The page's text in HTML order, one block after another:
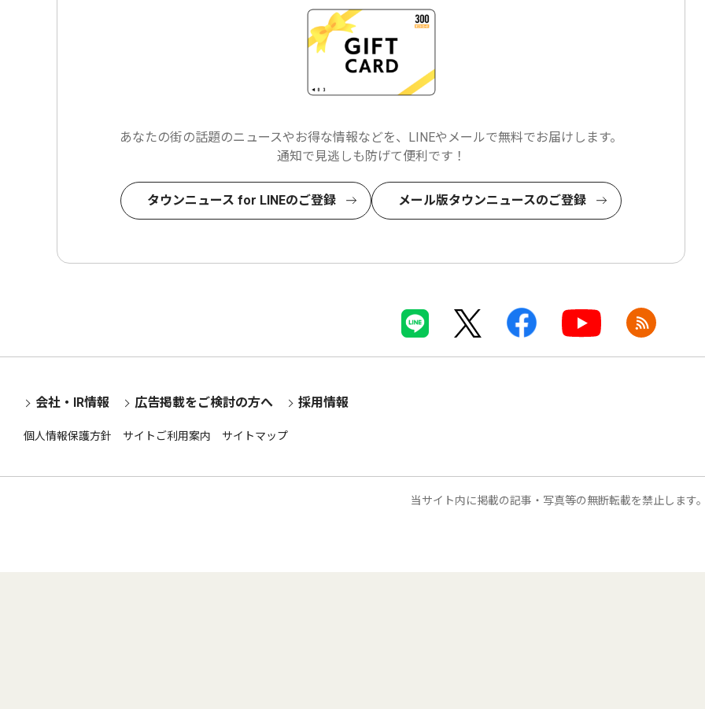
あなたの街の話題のニュースやお得な情報などを、LINEやメールで無料でお届けします。
通知で見逃しも防げて便利です！
タウンニュース for LINEのご登録 メール版タウンニュースのご登録
会社・IR情報 広告掲載をご検討の方へ 採用情報
個人情報保護方針 サイトご利用案内 サイトマップ
当サイト内に掲載の記事・写真等の無断転載を禁止します。